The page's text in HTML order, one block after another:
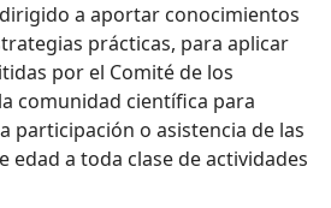
a aportar conocimientos
prácticas, para aplicar
por el Comité de los
comunidad científica para
participación o asistencia de las
edad a toda clase de actividades